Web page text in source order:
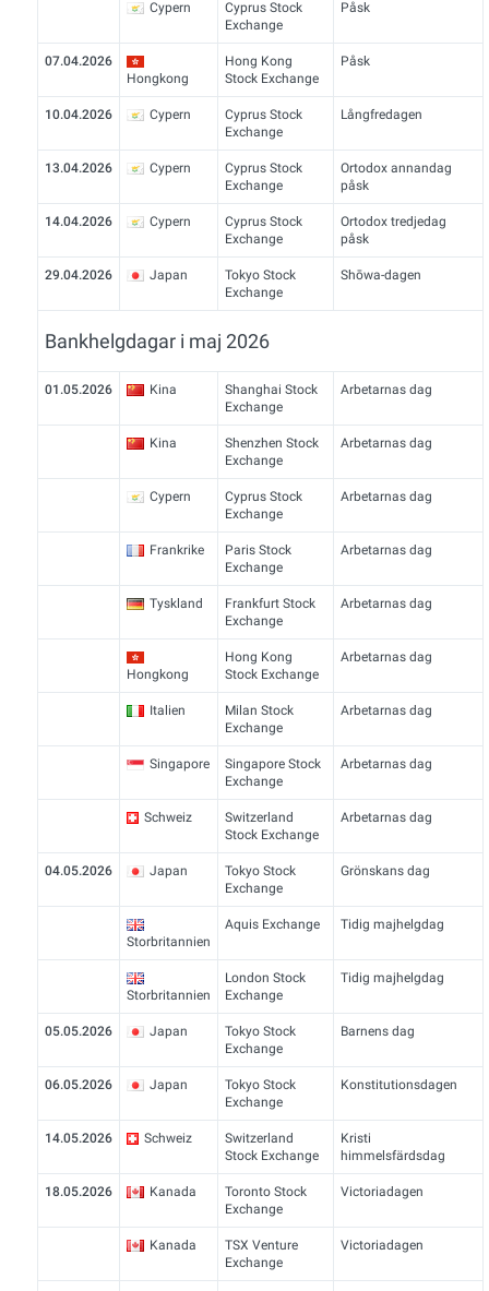
Cypern
Cyprus Stock
Exchange
Påsk
07.04.2026
Hongkong
Hong Kong
Stock Exchange
Påsk
10.04.2026 Cypern
Cyprus Stock
Exchange
Långfredagen
13.04.2026 Cypern
Cyprus Stock
Exchange
Ortodox annandag
påsk
14.04.2026 Cypern
Cyprus Stock
Exchange
Ortodox tredjedag
påsk
29.04.2026 Japan
Tokyo Stock
Exchange
Shōwa-dagen
Bankhelgdagar i maj 2026
01.05.2026 Kina
Shanghai Stock
Exchange
Arbetarnas dag
Kina
Shenzhen Stock
Exchange
Arbetarnas dag
Cypern
Cyprus Stock
Exchange
Arbetarnas dag
Frankrike
Paris Stock
Exchange
Arbetarnas dag
Tyskland
Frankfurt Stock
Exchange
Arbetarnas dag
Hongkong
Hong Kong
Stock Exchange
Arbetarnas dag
Italien
Milan Stock
Exchange
Arbetarnas dag
Singapore
Singapore Stock
Exchange
Arbetarnas dag
Schweiz
Switzerland
Stock Exchange
Arbetarnas dag
04.05.2026 Japan
Tokyo Stock
Exchange
Grönskans dag
Storbritannien
Aquis Exchange Tidig majhelgdag
Storbritannien
London Stock
Exchange
Tidig majhelgdag
05.05.2026 Japan
Tokyo Stock
Exchange
Barnens dag
06.05.2026 Japan
Tokyo Stock
Exchange
Konstitutionsdagen
14.05.2026 Schweiz
Switzerland
Stock Exchange
Kristi
himmelsfärdsdag
18.05.2026 Kanada
Toronto Stock
Exchange
Victoriadagen
Kanada
TSX Venture
Exchange
Victoriadagen